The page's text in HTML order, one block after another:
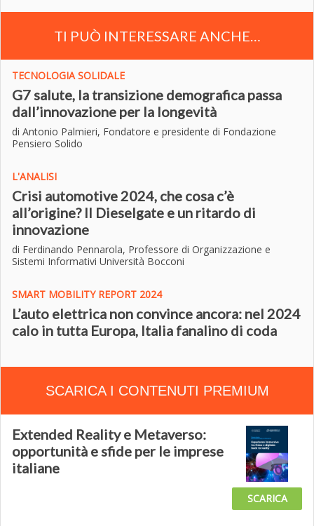
TI PUÒ INTERESSARE ANCHE…
TECNOLOGIA SOLIDALE
G7 salute, la transizione demografica passa
dall’innovazione per la longevità
di Antonio Palmieri, Fondatore e presidente di Fondazione
Pensiero Solido
L'ANALISI
Crisi automotive 2024, che cosa c’è
all’origine? Il Dieselgate e un ritardo di
innovazione
di Ferdinando Pennarola, Professore di Organizzazione e
Sistemi Informativi Università Bocconi
SMART MOBILITY REPORT 2024
L’auto elettrica non convince ancora: nel 2024
calo in tutta Europa, Italia fanalino di coda
SCARICA I CONTENUTI PREMIUM
Extended Reality e Metaverso:
opportunità e sfide per le imprese
italiane
SCARICA